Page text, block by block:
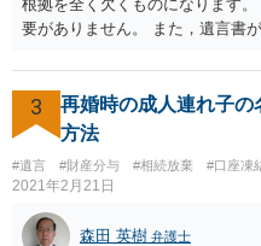
根拠を全く欠くものになります
要がありません。 また，遺言書
ご回答にもありますが， 代理人
方に対して， ・相続に関する主
と ・今後一切の連絡をしてこな
ようであれば警察への通報や法
書面を発送してもらうことがよ
3
再婚時の成人連れ子
方法
#遺言 #財産分与 #相続放棄 #口座凍
2021年2月21日
森田 英樹 弁護士